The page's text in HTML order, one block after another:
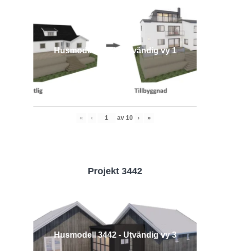
Husmodell 1042 - Utvändig vy 1
« ‹ av 10 › »
Projekt 3442
Husmodell 3442 - Utvändig vy 3